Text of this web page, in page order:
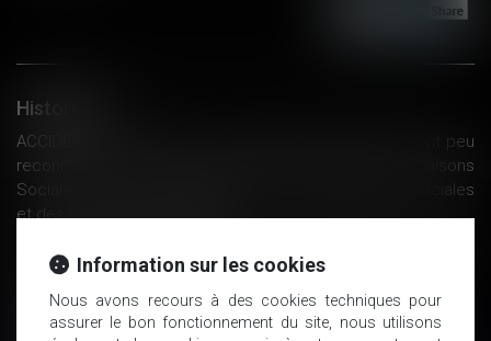
Historique
ACCIDENTS DU TRAVAIL - Les cancers liés au travail sont peu
reconnus au titre des maladies professionnelles - Liaisons
Sociales Quotidien, 09/03/2018 - WK-RH, actualités sociales
et des ressources humaines
que le mandataire social participant au projet de recherche
Chèque santé : paramètres de calcul pour 2018
L'URSSAF aide les entreprises en difficulté à cause des
Information sur les cookies
Nous avons recours à des cookies techniques pour
assurer le bon fonctionnement du site, nous utilisons